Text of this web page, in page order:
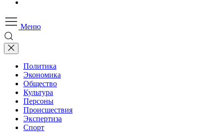
Меню
Политика
Экономика
Общество
Культура
Персоны
Происшествия
Экспертиза
Спорт